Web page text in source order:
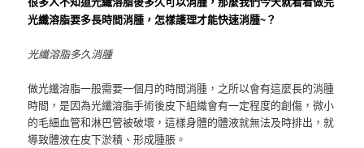
光纖溶脂要多長時間消腫，怎樣護理才能快速消腫~？
光纖溶脂多久消腫
做光纖溶脂一般需要一個月的時間消腫，之所以會有這麼長的消腫
時間，是因為光纖溶脂手術後皮下組織會有一定程度的創傷，微小
的毛細血管和淋巴管被破壞，這樣身體的體液就無法及時排出，就
導致體液在皮下淤積、形成腫脹。